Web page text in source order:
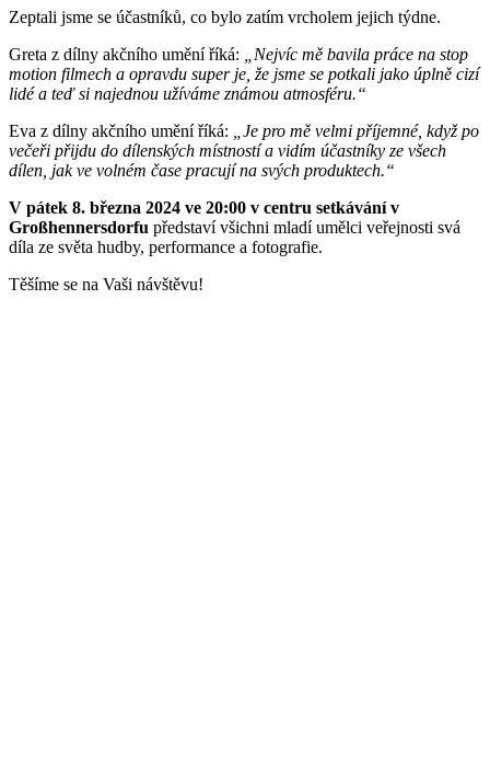
Zeptali jsme se účastníků, co bylo zatím vrcholem jejich týdne.
Greta z dílny akčního umění říká:
„Nejvíc mě bavila práce na stop
motion filmech a opravdu super je, že jsme se potkali jako úplně cizí
lidé a teď si najednou užíváme známou atmosféru.“
Eva z dílny akčního umění říká:
„Je pro mě velmi příjemné, když po
večeři přijdu do dílenských místností a vidím účastníky ze všech
dílen, jak ve volném čase pracují na svých produktech.“
V pátek 8. března 2024 ve 20:00 v centru setkávání v
Großhennersdorfu představí všichni mladí umělci veřejnosti svá
díla ze světa hudby, performance a fotografie.
Těšíme se na Vaši návštěvu!